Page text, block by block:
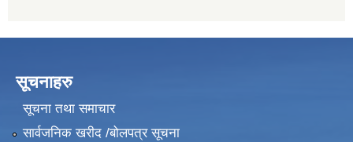
सूचनाहरु
सूचना तथा समाचार
सार्वजनिक खरीद /बोलपत्र सूचना